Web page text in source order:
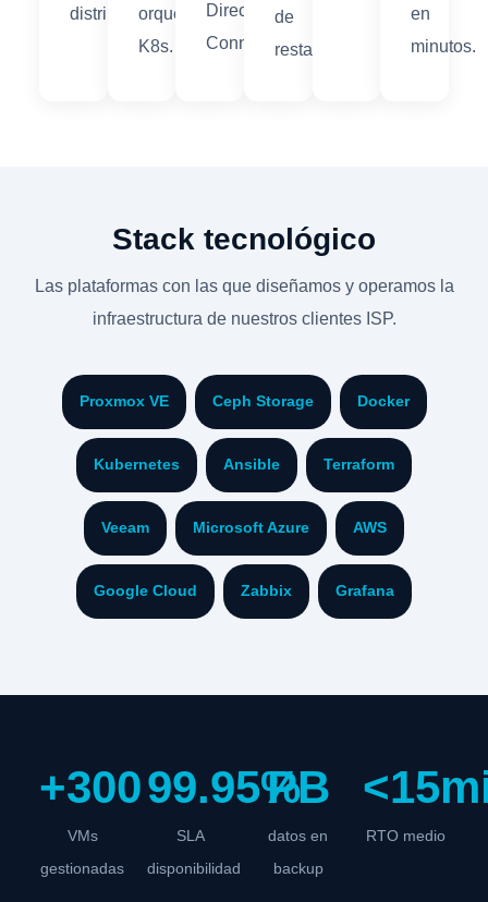
distribuido.orquestación
K8s.
Direct
Connect).
de
restauración.
en
minutos.
Stack tecnológico
Las plataformas con las que diseñamos y operamos la
infraestructura de nuestros clientes ISP.
Proxmox VE Ceph Storage Docker
Kubernetes Ansible Terraform
Veeam Microsoft Azure AWS
Google Cloud Zabbix Grafana
+300
VMs
gestionadas
99.95%
SLA
disponibilidad
PB
datos en
backup
RTO medio